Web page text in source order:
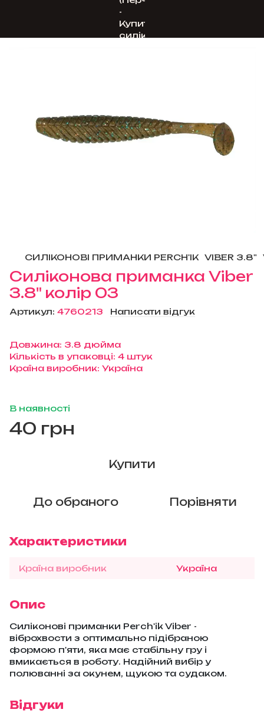
СИЛІКОНОВІ ПРИМАНКИ PERCH'IK VIBER 3.8"
Силіконова приманка Viber
3.8" колір 03
Артикул: 4760213 Написати відгук
Довжина: 3.8 дюйма
Кількість в упаковці: 4 штук
Країна виробник: Україна
В наявності
40 грн
Купити
До обраного Порівняти
Характеристики
Країна виробник Україна
Опис
Силіконові приманки Perch'ik Viber -
віброхвости з оптимально підібраною
формою п'яти, яка має стабільну гру і
вмикається в роботу. Надійний вибір у
полюванні за окунем, щукою та судаком.
Відгуки